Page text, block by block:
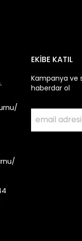
EKİBE KATIL
Kampanya ve
haberdar ol